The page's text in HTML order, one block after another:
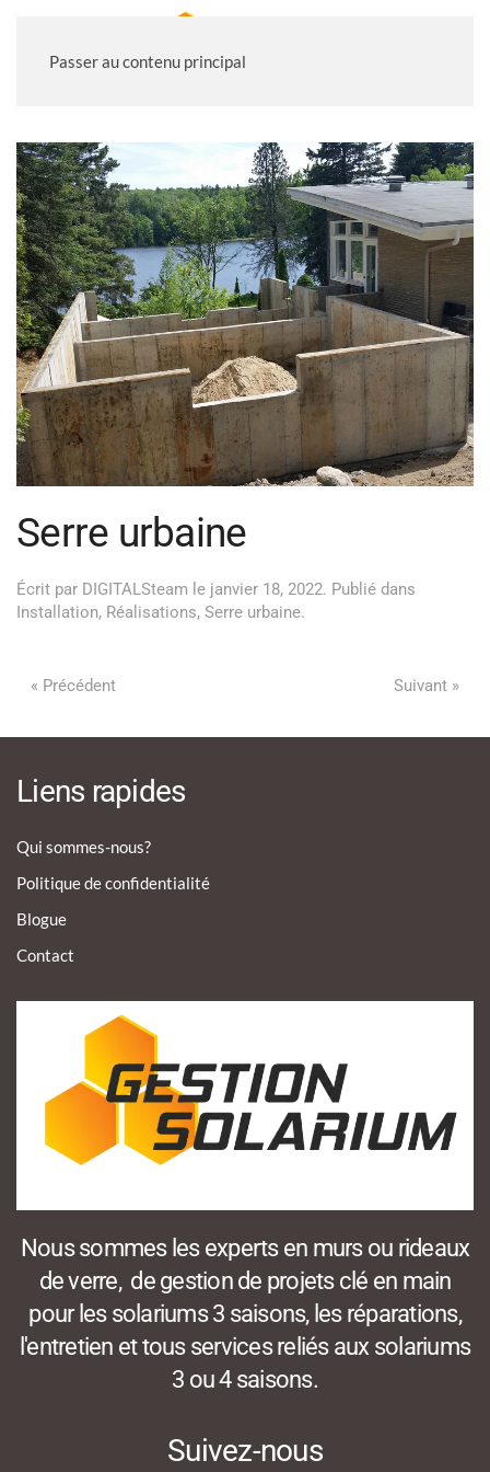
Passer au contenu principal
Serre urbaine
Écrit par DIGITALSteam le janvier 18, 2022. Publié dans
Installation, Réalisations, Serre urbaine.
« Précédent Suivant »
Liens rapides
Qui sommes-nous?
Politique de confidentialité
Blogue
Contact
Nous sommes les experts en murs ou rideaux
de verre, de gestion de projets clé en main
pour les solariums 3 saisons, les réparations,
l'entretien et tous services reliés aux solariums
3 ou 4 saisons.
Suivez-nous